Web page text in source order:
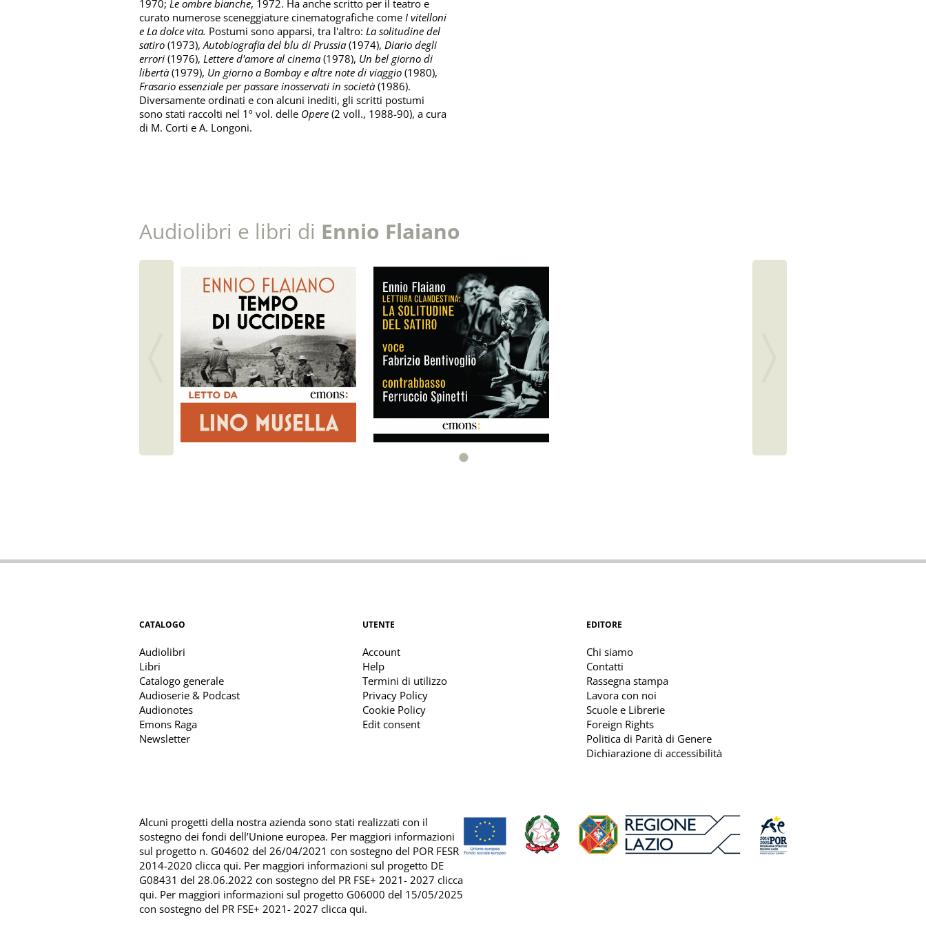
1970; Le ombre bianche, 1972. Ha anche scritto per il teatro e
curato numerose sceneggiature cinematografiche come I vitelloni
e La dolce vita. Postumi sono apparsi, tra l'altro: La solitudine del
satiro (1973),Autobiografia del blu di Prussia (1974), Diario degli
errori (1976), Lettere d'amore al cinema (1978), Un bel giorno di
libertà (1979), Un giorno a Bombay e altre note di viaggio (1980),
Frasario essenziale per passare inosservati in società (1986).
Diversamente ordinati e con alcuni inediti, gli scritti postumi
sono stati raccolti nel 1º vol. delle Opere (2 voll., 1988-90), a cura
di M. Corti e A. Longoni.
Audiolibri e libri di Ennio Flaiano
CATALOGO
Audiolibri
Libri
Catalogo generale
Audioserie & Podcast
Audionotes
Emons Raga
Newsletter
UTENTE
Account
Help
Termini di utilizzo
Privacy Policy
Cookie Policy
Edit consent
EDITORE
Chi siamo
Contatti
Rassegna stampa
Lavora con noi
Scuole e Librerie
Foreign Rights
Politica di Parità di Genere
Dichiarazione di accessibilità
Alcuni progetti della nostra azienda sono stati realizzati con il
sostegno dei fondi dell’Unione europea. Per maggiori informazioni
sul progetto n. G04602 del 26/04/2021 con sostegno del POR FESR
2014-2020 clicca qui. Per maggiori informazioni sul progetto DE
G08431 del 28.06.2022 con sostegno del PR FSE+ 2021- 2027 clicca
qui. Per maggiori informazioni sul progetto G06000 del 15/05/2025
con sostegno del PR FSE+ 2021- 2027 clicca qui.